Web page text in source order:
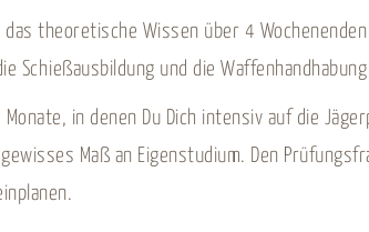
theoretische Wissen über 4
Schießausbildung und die
Monate, in denen Du Dich intensiv auf die
Maß an Eigenstudium. Den